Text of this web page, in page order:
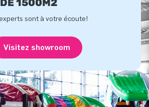
sont à votre écoute!
Visitez showroom